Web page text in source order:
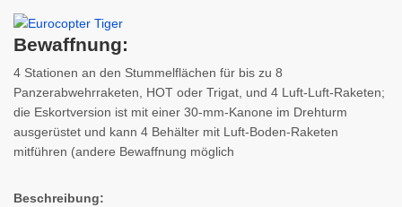
Bewaffnung:
4 Stationen an den Stummelflächen für bis zu 8
Panzerabwehrraketen, HOT oder Trigat, und 4 Luft-Luft-Raketen;
die Eskortversion ist mit einer 30-mm-Kanone im Drehturm
ausgerüstet und kann 4 Behälter mit Luft-Boden-Raketen
mitführen (andere Bewaffnung möglich
Beschreibung: